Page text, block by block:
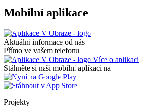
Mobilní aplikace
Aktuální informace od nás
Přímo ve vašem telefonu
Více o aplikaci
Stáhněte si naši mobilní aplikaci na
Projekty